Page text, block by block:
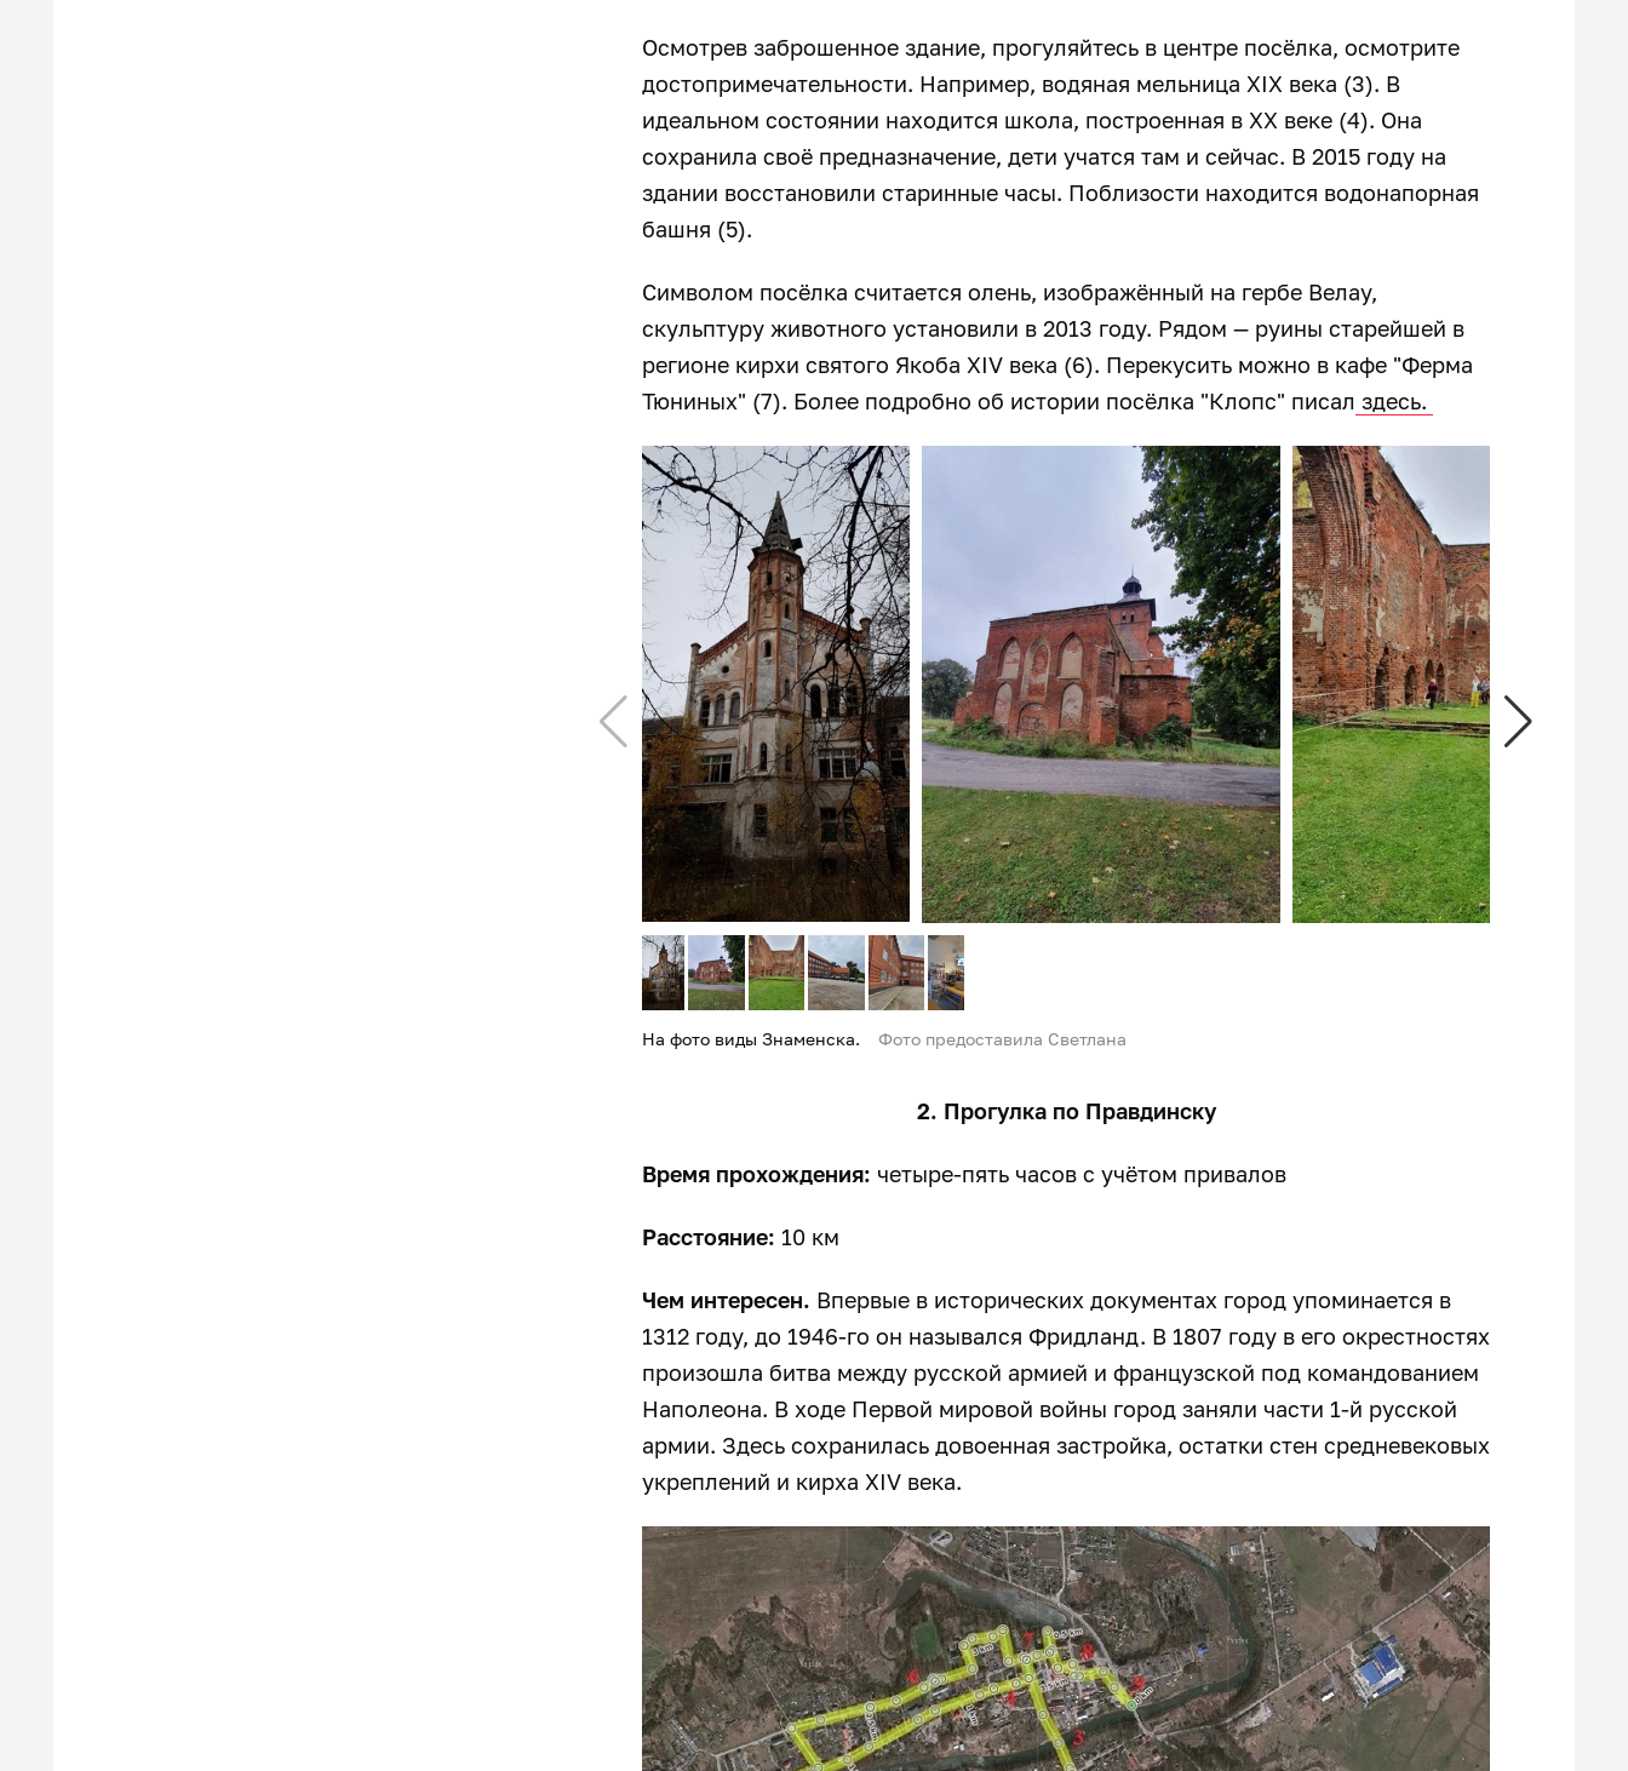
Осмотрев заброшенное здание, прогуляйтесь в центре посёлка, осмотрите
достопримечательности. Например, водяная мельница XIX века (3). В
идеальном состоянии находится школа, построенная в XX веке (4). Она
сохранила своё предназначение, дети учатся там и сейчас. В 2015 году на
здании восстановили старинные часы. Поблизости находится водонапорная
башня (5).
Символом посёлка считается олень, изображённый на гербе Велау,
скульптуру животного установили в 2013 году. Рядом — руины старейшей в
регионе кирхи святого Якоба XIV века (6). Перекусить можно в кафе "Ферма
Тюниных" (7). Более подробно об истории посёлка "Клопс" писал здесь.
На фото виды Знаменска. Фото предоставила Светлана
2. Прогулка по Правдинску
Время прохождения: четыре-пять часов с учётом привалов
Расстояние: 10 км
Чем интересен. Впервые в исторических документах город упоминается в
1312 году, до 1946-го он назывался Фридланд. В 1807 году в его окрестностях
произошла битва между русской армией и французской под командованием
Наполеона. В ходе Первой мировой войны город заняли части 1-й русской
армии. Здесь сохранилась довоенная застройка, остатки стен средневековых
укреплений и кирха XIV века.